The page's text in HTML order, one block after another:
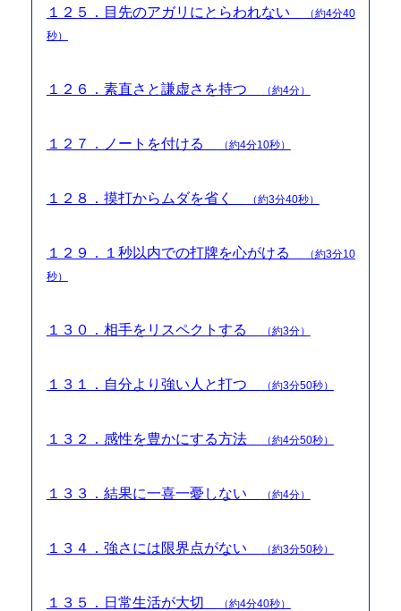
１２５．目先のアガリにとらわれない
（約4分40
秒）
１２６．素直さと謙虚さを持つ （約4分）
１２７．ノートを付ける （約4分10秒）
１２８．摸打からムダを省く （約3分40秒）
１２９．１秒以内での打牌を心がける
（約3分10
秒）
１３０．相手をリスペクトする （約3分）
１３１．自分より強い人と打つ （約3分50秒）
１３２．感性を豊かにする方法 （約4分50秒）
１３３．結果に一喜一憂しない （約4分）
１３４．強さには限界点がない （約3分50秒）
１３５．日常生活が大切 （約4分40秒）